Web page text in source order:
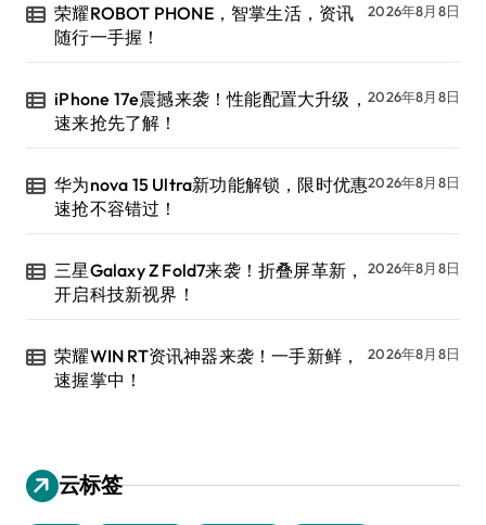
荣耀ROBOT PHONE，智掌生活，资讯
随行一手握！
2026年8月8日
iPhone 17e震撼来袭！性能配置大升级，
速来抢先了解！
2026年8月8日
华为nova 15 Ultra新功能解锁，限时优惠
速抢不容错过！
2026年8月8日
三星Galaxy Z Fold7来袭！折叠屏革新，
开启科技新视界！
2026年8月8日
荣耀WIN RT资讯神器来袭！一手新鲜，
速握掌中！
2026年8月8日
云标签